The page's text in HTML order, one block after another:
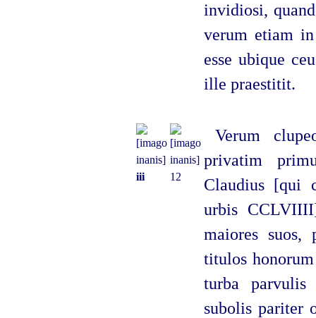
invidiosi,
verum etiam
esse ubique
ille praestitit.
iii 12
Verum
privatim
Claudius [qui
urbis
maiores suos,
titulos
turba
subolis pariter